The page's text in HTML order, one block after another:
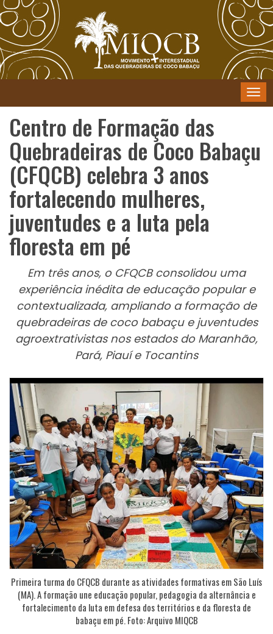
Menu
Centro de Formação das
Quebradeiras de Coco Babaçu
(CFQCB) celebra 3 anos
fortalecendo mulheres,
juventudes e a luta pela
floresta em pé
Em três anos, o CFQCB consolidou uma
experiência inédita de educação popular e
contextualizada, ampliando a formação de
quebradeiras de coco babaçu e juventudes
agroextrativistas nos estados do Maranhão,
Pará, Piauí e Tocantins
Primeira turma do CFQCB durante as atividades formativas em São Luís
(MA). A formação une educação popular, pedagogia da alternância e
fortalecimento da luta em defesa dos territórios e da floresta de
babaçu em pé. Foto: Arquivo MIQCB